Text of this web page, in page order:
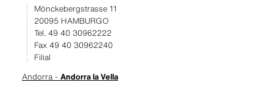
Mönckebergstrasse 11
20095 HAMBURGO
Tel. 49 40 30962222
Fax 49 40 30962240
Filial
Andorra - Andorra la Vella